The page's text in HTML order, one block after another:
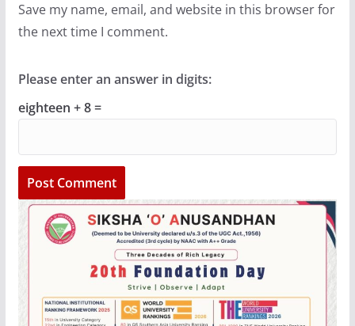
Save my name, email, and website in this browser for
the next time I comment.
Please enter an answer in digits:
eighteen + 8 =